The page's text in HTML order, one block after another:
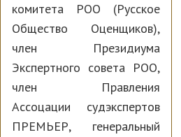
комитета РОО (Русское
Общество Оценщиков),
член Президиума
Экспертного совета РОО,
член Правления
Ассоцации судэкспертов
ПРЕМЬЕР, генеральный